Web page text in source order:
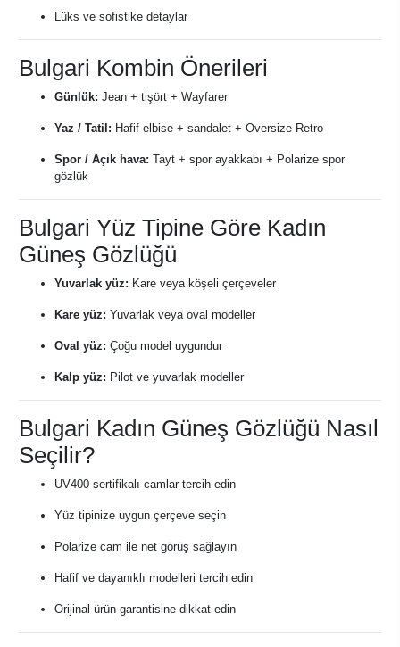
Lüks ve sofistike detaylar
Bulgari Kombin Önerileri
Günlük: Jean + tişört + Wayfarer
Yaz / Tatil: Hafif elbise + sandalet + Oversize Retro
Spor / Açık hava: Tayt + spor ayakkabı + Polarize spor
gözlük
Bulgari Yüz Tipine Göre Kadın
Güneş Gözlüğü
Yuvarlak yüz: Kare veya köşeli çerçeveler
Kare yüz: Yuvarlak veya oval modeller
Oval yüz: Çoğu model uygundur
Kalp yüz: Pilot ve yuvarlak modeller
Bulgari Kadın Güneş Gözlüğü Nasıl
Seçilir?
UV400 sertifikalı camlar tercih edin
Yüz tipinize uygun çerçeve seçin
Polarize cam ile net görüş sağlayın
Hafif ve dayanıklı modelleri tercih edin
Orijinal ürün garantisine dikkat edin